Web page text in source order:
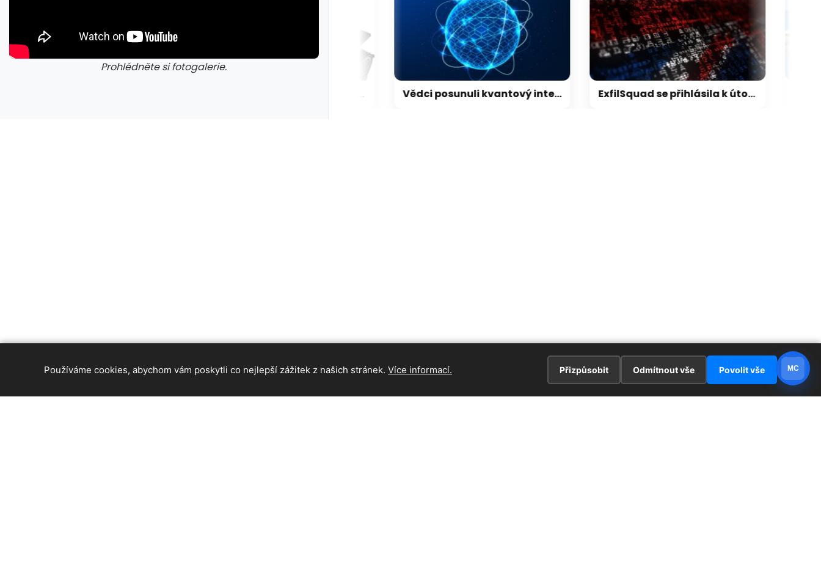
Prohlédněte si fotogalerie.
galerie: cviky galerie: cviky
Vědci posunuli kvantový internet. Propojili ho s běžným internetem ExfilSquad se přihlásila k útoku na britskou policii. Žádala výkupné za mlčení
Používáme cookies, abychom vám poskytli co nejlepší zážitek z našich stránek. Více informací. Přizpůsobit Odmítnout vše Povolit vše MC